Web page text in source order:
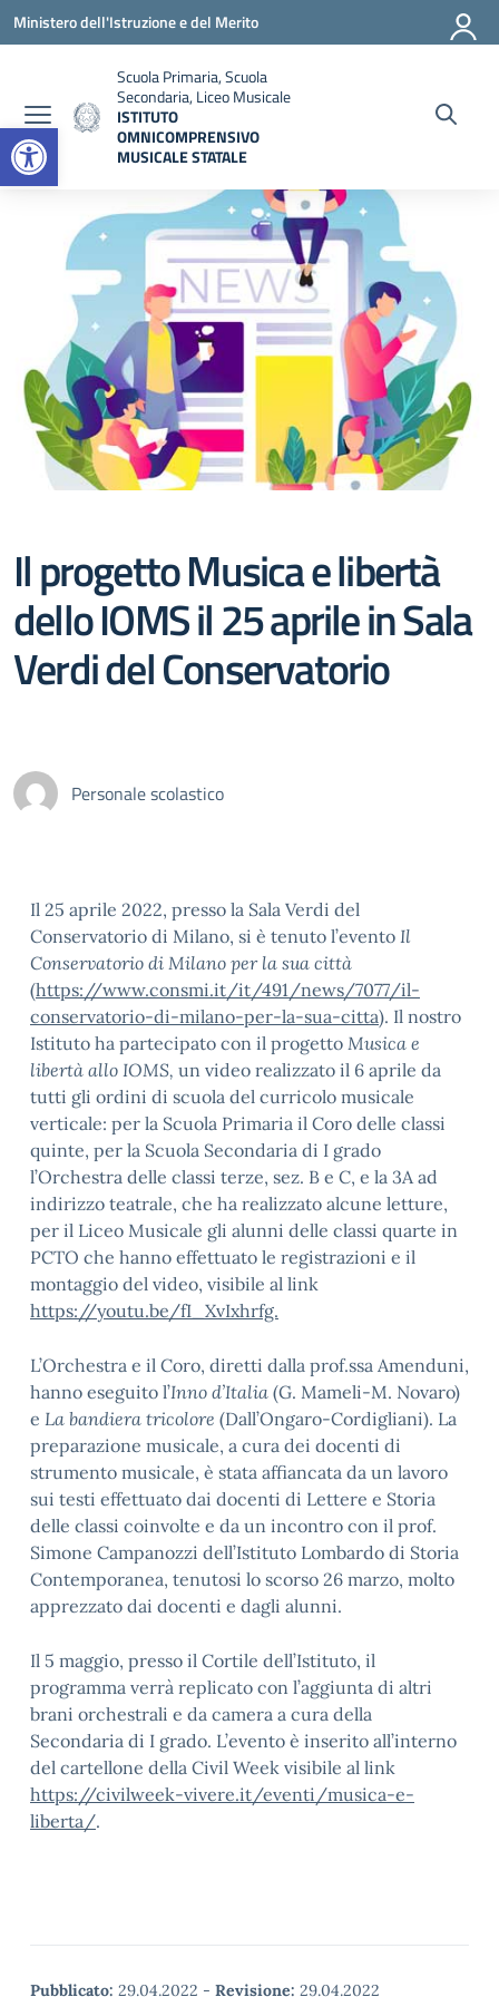
Open toolbar
Vai ai contenuti
Vai al menu di navigazione
Vai al footer
Ministero dell'Istruzione e del Merito
Scuola Primaria, Scuola
Secondaria, Liceo Musicale
ISTITUTO
OMNICOMPRENSIVO
MUSICALE STATALE
Il progetto Musica e libertà
dello IOMS il 25 aprile in Sala
Verdi del Conservatorio
Personale scolastico
Il 25 aprile 2022, presso la Sala Verdi del
Conservatorio di Milano, si è tenuto l’evento Il
Conservatorio di Milano per la sua città
(https://www.consmi.it/it/491/news/7077/il-
conservatorio-di-milano-per-la-sua-citta). Il nostro
Istituto ha partecipato con il progetto Musica e
libertà allo IOMS, un video realizzato il 6 aprile da
tutti gli ordini di scuola del curricolo musicale
verticale: per la Scuola Primaria il Coro delle classi
quinte, per la Scuola Secondaria di I grado
l’Orchestra delle classi terze, sez. B e C, e la 3A ad
indirizzo teatrale, che ha realizzato alcune letture,
per il Liceo Musicale gli alunni delle classi quarte in
PCTO che hanno effettuato le registrazioni e il
montaggio del video, visibile al link
https://youtu.be/fI_XvIxhrfg.
L’Orchestra e il Coro, diretti dalla prof.ssa Amenduni,
hanno eseguito l’Inno d’Italia (G. Mameli-M. Novaro)
e La bandiera tricolore (Dall’Ongaro-Cordigliani). La
preparazione musicale, a cura dei docenti di
strumento musicale, è stata affiancata da un lavoro
sui testi effettuato dai docenti di Lettere e Storia
delle classi coinvolte e da un incontro con il prof.
Simone Campanozzi dell’Istituto Lombardo di Storia
Contemporanea, tenutosi lo scorso 26 marzo, molto
apprezzato dai docenti e dagli alunni.
Il 5 maggio, presso il Cortile dell’Istituto, il
programma verrà replicato con l’aggiunta di altri
brani orchestrali e da camera a cura della
Secondaria di I grado. L’evento è inserito all’interno
del cartellone della Civil Week visibile al link
https://civilweek-vivere.it/eventi/musica-e-
liberta/.
Pubblicato: 29.04.2022 - Revisione: 29.04.2022